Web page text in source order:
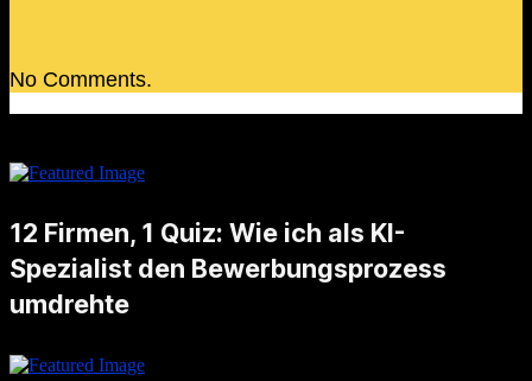
No Comments.
12 Firmen, 1 Quiz: Wie ich als KI-
Spezialist den Bewerbungsprozess
umdrehte
Noch nicht lange her, da schrieb ich einen Blogpost, worauf ich besonders stolz bin. Unter anderem schrieb ich auch darüber, dass ich letzten August eine Stelle als AI Artist angetreten habe. Nun, die Zeiten …